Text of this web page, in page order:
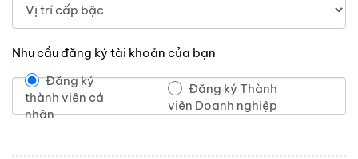
Nhu cầu đăng ký tài khoản của bạn
Đăng ký
thành viên cá
nhân
Đăng ký Thành
viên Doanh nghiệp